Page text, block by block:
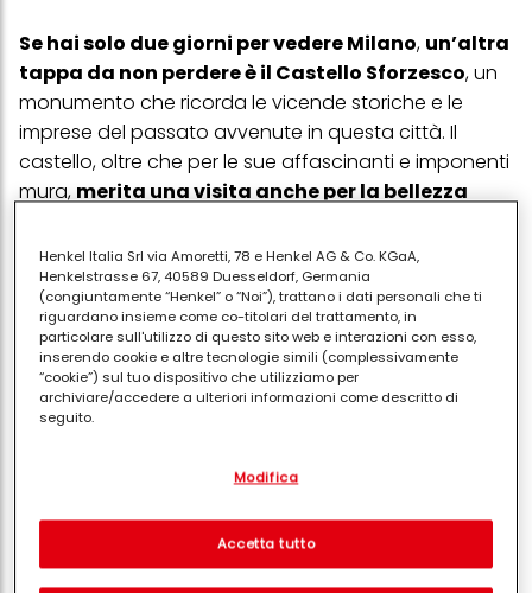
Se hai solo due giorni per vedere Milano, un’altra
tappa da non perdere è il Castello Sforzesco, un
monumento che ricorda le vicende storiche e le
imprese del passato avvenute in questa città. Il
castello, oltre che per le sue affascinanti e imponenti
mura, merita una visita anche per la bellezza
d’arte accolte negli spazi interni.
Se sei un’appassionata d’arte, ti consigliamo di
visitare anche laPinacoteca di Brera, dove si
trovano importantidipinti d’artisti italiani dal
Quattrocento al Novecento– Dal Bramante a
Segantini – mentre, nel
pittoriche più famose al mondo
Leonardo da Vinci, che attira ogni anno milioni di
turisti da tutto il mondo.
Henkel Italia Srl via Amoretti, 78 e Henkel AG & Co. KGaA,
Henkelstrasse 67, 40589 Duesseldorf, Germania
(congiuntamente “Henkel” o “Noi”), trattano i dati personali che ti
riguardano insieme come co-titolari del trattamento, in
particolare sull'utilizzo di questo sito web e interazioni con esso,
inserendo cookie e altre tecnologie simili (complessivamente
“cookie”) sul tuo dispositivo che utilizziamo per
archiviare/accedere a ulteriori informazioni come descritto di
seguito.
separati o co-titolari come indicato nella nostra Informativa sulla
pixel, impronte digitali e tecnologie simili" utilizzeremo anche
cookie ed elaboreremo i dati relativi a te per
Modifica
Accetta tutto